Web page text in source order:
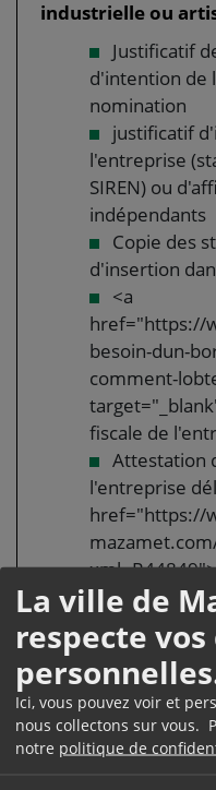
La ville de
respecte
Ici, vous pouvez voir et
nous collectons sur vous.
notre politique de
industrielle ou
Justificatif
d'intention de
nomination
justificatif
l'entreprise
SIREN) ou
indépendants
Copie des
d'insertion
<a
href="https://
besoin-dun-
comment-
fiscale de
Attestation
l'entreprise
href="https://
Original et
vous êtes
Tout
attestant de la
vous procurer
égales à <span